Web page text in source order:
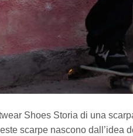
Shoes Storia di una
scarpe nascono dall’idea